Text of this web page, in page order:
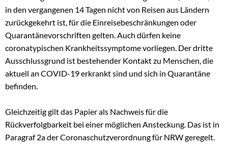
in den vergangenen 14 Tagen nicht von Reisen aus Ländern
zurückgekehrt ist, für die Einreisebeschränkungen oder
Quarantänevorschriften gelten. Auch dürfen keine
coronatypischen Krankheitssymptome vorliegen. Der dritte
Ausschlussgrund ist bestehender Kontakt zu Menschen, die
aktuell an COVID-19 erkrankt sind und sich in Quarantäne
befinden.
Gleichzeitig gilt das Papier als Nachweis für die
Rückverfolgbarkeit bei einer möglichen Ansteckung. Das ist in
Paragraf 2a der Coronaschutzverordnung für NRW geregelt.